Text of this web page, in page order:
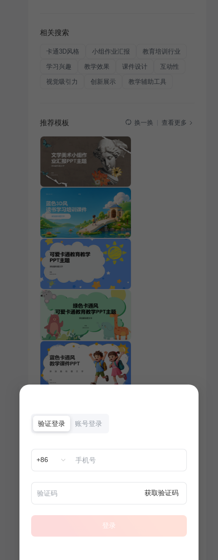
相关搜索
卡通3D风格 小组作业汇报 教育培训行业
学习兴趣 教学效果 课件设计 互动性
视觉吸引力 创新展示 教学辅助工具
推荐模板 换一换 查看更多
验证登录 账号登录
+86
获取验证码
登录